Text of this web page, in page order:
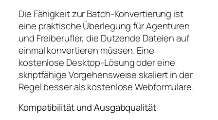
Die Fähigkeit zur Batch-Konvertierung ist
eine praktische Überlegung für Agenturen
und Freiberufler, die Dutzende Dateien auf
einmal konvertieren müssen. Eine
kostenlose Desktop-Lösung oder eine
skriptfähige Vorgehensweise skaliert in der
Regel besser als kostenlose Webformulare.
Kompatibilität und Ausgabqualität